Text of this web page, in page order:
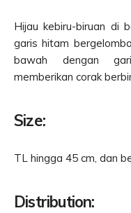
Hijau kebiru-biruan di
garis hitam
bawah dengan
memberikan corak
Size:
TL hingga 45 cm, dan
Distribution: